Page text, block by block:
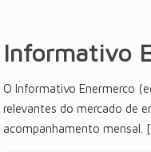
Informativo
O Informativo Enermerco
relevantes do mercado de
acompanhamento mensal.